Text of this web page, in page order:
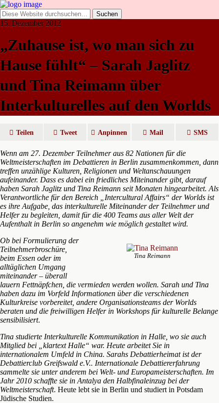
15. Dezember 2012
„Zuhause ist, wo man sich zu
Hause fühlt“ – Sarah Jaglitz
und Tina Reimann über
Interkulturelles auf den Worlds
Teilen Tweet Anpinnen Mail SMS
Wenn am 27. Dezember Teilnehmer aus 82 Nationen für die
Weltmeisterschaften im Debattieren in Berlin zusammenkommen, dann
treffen unzählige Kulturen, Religionen und Weltanschauungen
aufeinander. Dass es dabei ein friedliches Miteinander gibt, darauf
haben Sarah Jaglitz und Tina Reimann seit Monaten hingearbeitet. Als
Verantwortliche für den Bereich „Intercultural Affairs“ der Worlds ist
es ihre Aufgabe, das interkulturelle Miteinander der Teilnehmer und
Helfer zu begleiten, damit für die 400 Teams aus aller Welt der
Aufenthalt in Berlin so angenehm wie möglich gestaltet wird.
Tina Reimann
Ob bei Formulierung der
Teilnehmerbroschüre,
beim Essen oder im
alltäglichen Umgang
miteinander – überall
lauern Fettnäpfchen, die vermieden werden wollen. Sarah und Tina
haben dazu im Vorfeld Informationen über die verschiedenen
Kulturkreise vorbereitet, andere Organisationsteams der Worlds
beraten und die freiwilligen Helfer in Workshops für kulturelle Belange
sensibilisiert.
Tina studierte Interkulturelle Kommunikation in Halle, wo sie auch
Mitglied bei „klartext Halle“ war. Heute arbeitet Sie in
internationalem Umfeld in China. Sarahs Debattierheimat ist der
Debattierclub Greifswald e.V.. Internationale Debattiererfahrung
sammelte sie unter anderem bei Welt- und Europameisterschaften. Im
Jahr 2010 schaffte sie in Antalya den Halbfinaleinzug bei der
Weltmeisterschaft. Heute lebt sie in Berlin und studiert in Potsdam
Jüdische Studien.